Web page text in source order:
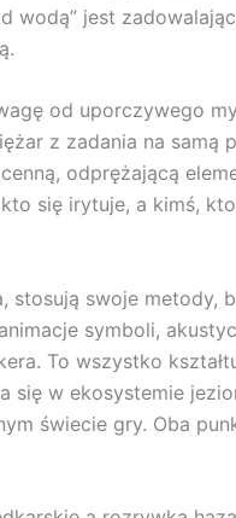
wodą” jest
od uporczywego
z zadania na samą
odprężającą
się irytuje, a kimś,
stosują swoje metody,
symboli,
To wszystko
się w ekosystemie
świecie gry. Oba